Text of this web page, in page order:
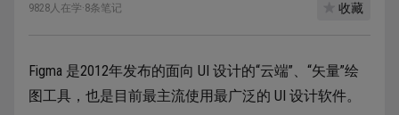
9828人在学·8条笔记 收藏
Figma 是2012年发布的面向 UI 设计的“云端”、“矢量”绘
图工具，也是目前最主流使用最广泛的 UI 设计软件。